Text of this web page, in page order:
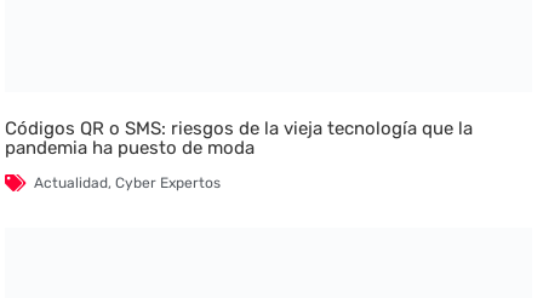
Códigos QR o SMS: riesgos de la vieja tecnología que la
pandemia ha puesto de moda
Actualidad,Cyber Expertos